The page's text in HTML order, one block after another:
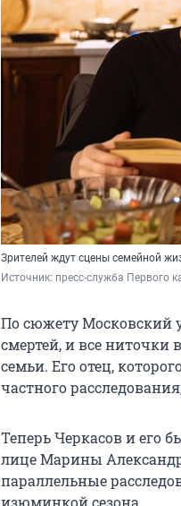
Зрителей ждут сцены семейной
Источник: пресс-служба Первого
По сюжету Московский
смертей, и все ниточки
семьи. Его отец,
частного
Теперь Черкасов и его
лице Марины
параллельные
изюминкой сезона.